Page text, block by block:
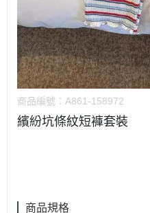
商品編號： A861-158972
繽紛坑條紋短褲套裝
商品規格